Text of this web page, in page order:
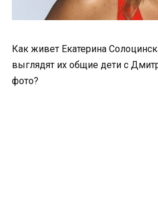
Как живет Екатерина
выглядят их общие дети с
фото?